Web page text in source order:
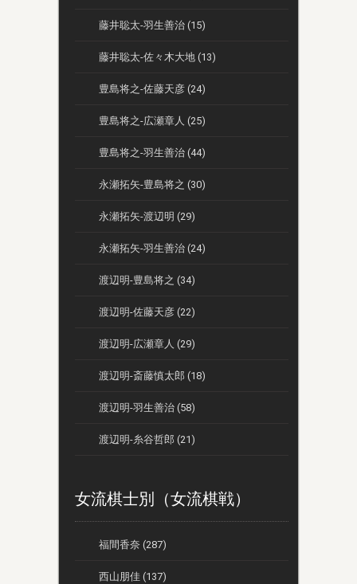
藤井聡太-羽生善治 (15)
藤井聡太-佐々木大地 (13)
豊島将之-佐藤天彦 (24)
豊島将之-広瀬章人 (25)
豊島将之-羽生善治 (44)
永瀬拓矢-豊島将之 (30)
永瀬拓矢-渡辺明 (29)
永瀬拓矢-羽生善治 (24)
渡辺明-豊島将之 (34)
渡辺明-佐藤天彦 (22)
渡辺明-広瀬章人 (29)
渡辺明-斎藤慎太郎 (18)
渡辺明-羽生善治 (58)
渡辺明-糸谷哲郎 (21)
女流棋士別（女流棋戦）
福間香奈 (287)
西山朋佳 (137)